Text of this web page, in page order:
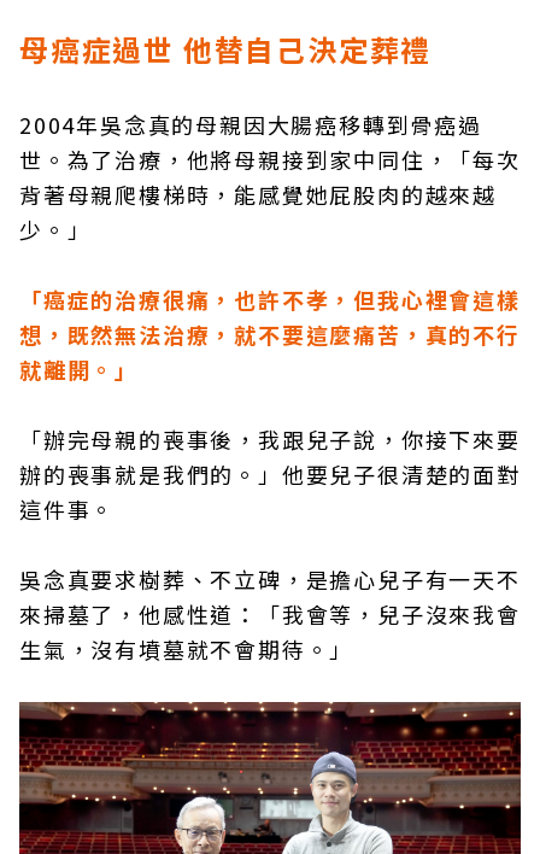
母癌症過世 他替自己決定葬禮
2004年吳念真的母親因大腸癌移轉到骨癌過
世。為了治療，他將母親接到家中同住，「每次
背著母親爬樓梯時，能感覺她屁股肉的越來越
少。」
「癌症的治療很痛，也許不孝，但我心裡會這樣
想，既然無法治療，就不要這麼痛苦，真的不行
就離開。」
「辦完母親的喪事後，我跟兒子說，你接下來要
辦的喪事就是我們的。」他要兒子很清楚的面對
這件事。
吳念真要求樹葬、不立碑，是擔心兒子有一天不
來掃墓了，他感性道：「我會等，兒子沒來我會
生氣，沒有墳墓就不會期待。」